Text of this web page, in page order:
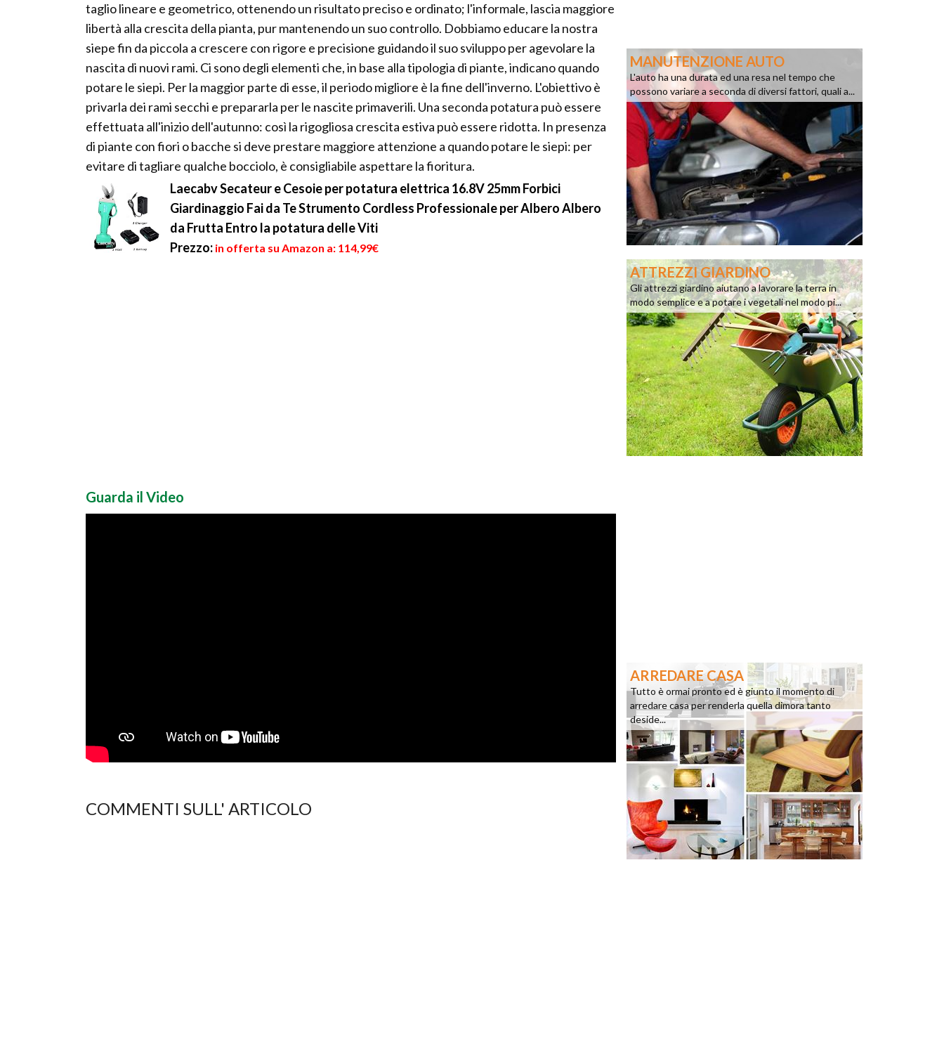
taglio lineare e geometrico, ottenendo un risultato preciso e ordinato; l'informale, lascia maggiore
libertà alla crescita della pianta, pur mantenendo un suo controllo. Dobbiamo educare la nostra
siepe fin da piccola a crescere con rigore e precisione guidando il suo sviluppo per agevolare la
nascita di nuovi rami. Ci sono degli elementi che, in base alla tipologia di piante, indicano quando
potare le siepi. Per la maggior parte di esse, il periodo migliore è la fine dell'inverno. L'obiettivo è
privarla dei rami secchi e prepararla per le nascite primaverili. Una seconda potatura può essere
effettuata all'inizio dell'autunno: così la rigogliosa crescita estiva può essere ridotta. In presenza
di piante con fiori o bacche si deve prestare maggiore attenzione a quando potare le siepi: per
evitare di tagliare qualche bocciolo, è consigliabile aspettare la fioritura.
Laecabv Secateur e Cesoie per potatura elettrica 16.8V 25mm Forbici
Giardinaggio Fai da Te Strumento Cordless Professionale per Albero Albero
da Frutta Entro la potatura delle Viti
Prezzo: in offerta su Amazon a: 114,99€
Guarda il Video
COMMENTI SULL' ARTICOLO
MANUTENZIONE AUTO
L'auto ha una durata ed una resa nel tempo che
possono variare a seconda di diversi fattori, quali a...
ATTREZZI GIARDINO
Gli attrezzi giardino aiutano a lavorare la terra in
modo semplice e a potare i vegetali nel modo pi...
ARREDARE CASA
Tutto è ormai pronto ed è giunto il momento di
arredare casa per renderla quella dimora tanto
deside...